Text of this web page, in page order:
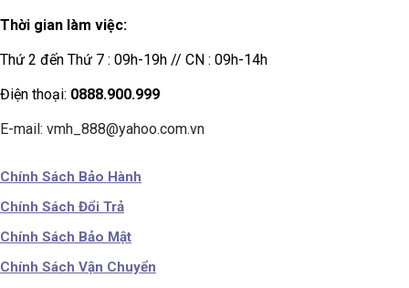
Thời gian làm việc:
Thứ 2 đến Thứ 7 : 09h-19h // CN : 09h-14h
Điện thoại: 0888.900.999
E-mail: vmh_888@yahoo.com.vn
Chính Sách Bảo Hành
Chính Sách Đổi Trả
Chính Sách Bảo Mật
Chính Sách Vận Chuyển